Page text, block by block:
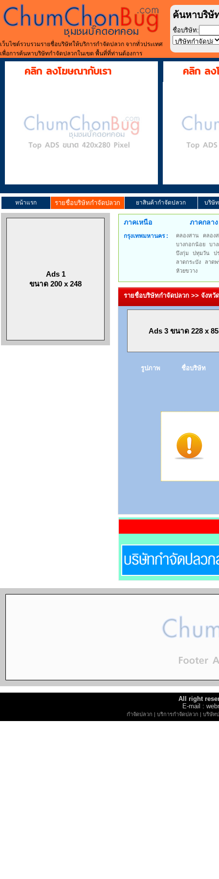
เว็บไซต์รวบรวมรายชื่อบริษัทให้บริการกำจัดปลวก จากทั่วประเทศ
เพื่อการค้นหาบริษัทกำจัดปลวกในเขต พื้นที่ที่ท่านต้องการ
ค้นหาบริษั
ชื่อบริษัท:
คลิก ลงโฆษณากับเรา คลิก ลง
หน้าแรก รายชื่อบริษัทกำจัดปลวก ยาสินค้ากำจัดปลวก บริษั
Ads 1
ขนาด 200 x 248
ภาคเหนือ ภาคกลาง
กรุงเทพมหานคร : คลองสาน
คลอง
บางกอกน้อย
บา
บึงกุ่ม
ปทุมวัน
ป
ลาดกระบัง
ลาดพ
ห้วยขวาง
รายชื่อบริษัทกำจัดปลวก >> จังหวั
Ads 3 ขนาด 228 x 85
รูปภาพ ชื่อบริษัท
All right
E-mail :
กำจัดปลวก | บริการกำจัดปลวก | บริษัท